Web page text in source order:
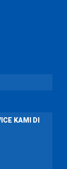
KAMI DI